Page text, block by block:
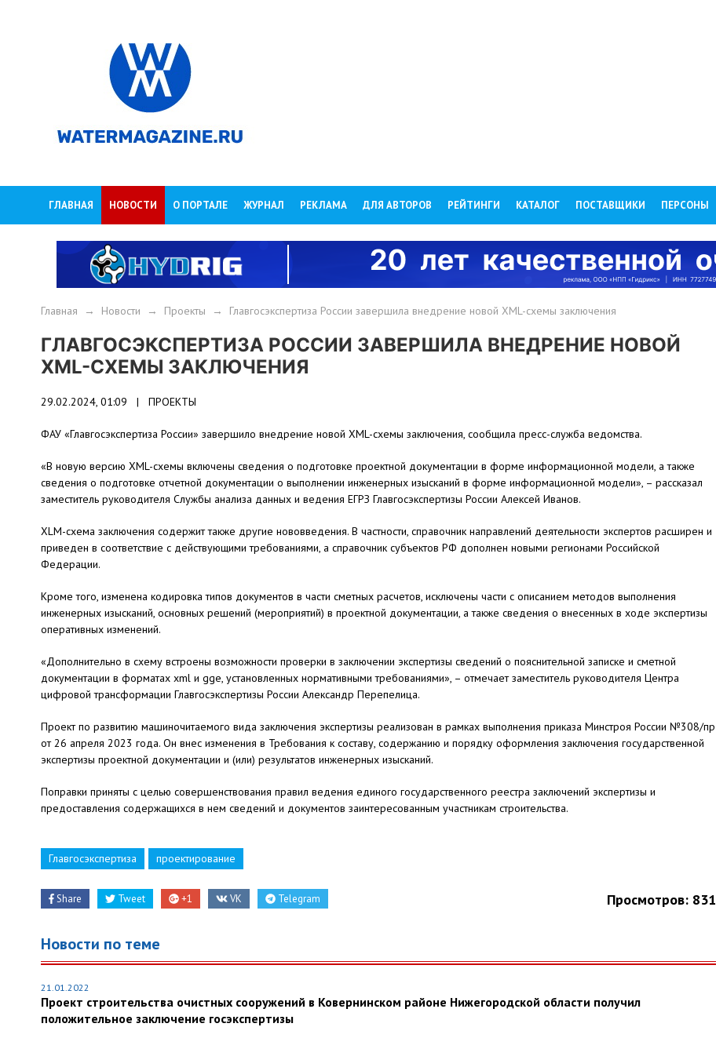
ГЛАВНАЯ НОВОСТИ О ПОРТАЛЕ ЖУРНАЛ РЕКЛАМА ДЛЯ АВТОРОВ РЕЙТИНГИ КАТАЛОГ ПОСТАВЩИКИ ПЕРСОНЫ
Главная → Новости → Проекты → Главгосэкспертиза России завершила внедрение новой XML-схемы заключения
ГЛАВГОСЭКСПЕРТИЗА РОССИИ ЗАВЕРШИЛА ВНЕДРЕНИЕ НОВОЙ
XML-СХЕМЫ ЗАКЛЮЧЕНИЯ
29.02.2024, 01:09 | ПРОЕКТЫ
ФАУ «Главгосэкспертиза России» завершило внедрение новой XML-схемы заключения, сообщила пресс-служба ведомства.
«В новую версию XML-схемы включены сведения о подготовке проектной документации в форме информационной модели, а также
сведения о подготовке отчетной документации о выполнении инженерных изысканий в форме информационной модели», – рассказал
заместитель руководителя Службы анализа данных и ведения ЕГРЗ Главгосэкспертизы России Алексей Иванов.
XLM-схема заключения содержит также другие нововведения. В частности, справочник направлений деятельности экспертов расширен и
приведен в соответствие с действующими требованиями, а справочник субъектов РФ дополнен новыми регионами Российской
Федерации.
Кроме того, изменена кодировка типов документов в части сметных расчетов, исключены части с описанием методов выполнения
инженерных изысканий, основных решений (мероприятий) в проектной документации, а также сведения о внесенных в ходе экспертизы
оперативных изменений.
«Дополнительно в схему встроены возможности проверки в заключении экспертизы сведений о пояснительной записке и сметной
документации в форматах xml и gge, установленных нормативными требованиями», – отмечает заместитель руководителя Центра
цифровой трансформации Главгосэкспертизы России Александр Перепелица.
Проект по развитию машиночитаемого вида заключения экспертизы реализован в рамках выполнения приказа Минстроя России №308/пр
от 26 апреля 2023 года. Он внес изменения в Требования к составу, содержанию и порядку оформления заключения государственной
экспертизы проектной документации и (или) результатов инженерных изысканий.
Поправки приняты с целью совершенствования правил ведения единого государственного реестра заключений экспертизы и
предоставления содержащихся в нем сведений и документов заинтересованным участникам строительства.
Главгосэкспертиза проектирование
Share Tweet +1 VK Telegram Просмотров: 831
Новости по теме
21.01.2022
Проект строительства очистных сооружений в Ковернинском районе Нижегородской области получил
положительное заключение госэкспертизы